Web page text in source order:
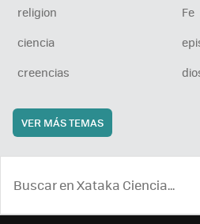
religion
Fe
ciencia
creencias
VER MÁS TEMAS